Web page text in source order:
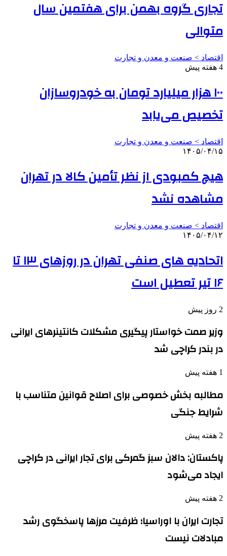
تجاری گروه بهمن برای هفتمین سال
متوالی
اقتصاد > صنعت و معدن و تجارت
4 هفته پیش
۱۰۰ هزار میلیارد تومان به خودروسازان
تخصیص می‌یابد
اقتصاد > صنعت و معدن و تجارت
۱۴۰۵/۰۴/۱۵
هیچ کمبودی از نظر تأمین کالا در تهران
مشاهده نشد
اقتصاد > صنعت و معدن و تجارت
۱۴۰۵/۰۴/۱۲
اتحادیه های صنفی تهران در روزهای ۱۳ تا
۱۶ تیر تعطیل است
2 روز پیش
وزیر صمت خواستار پیگیری مشکلات کانتینرهای ایرانی
در بندر کراچی شد
1 هفته پیش
مطالبه بخش خصوصی برای اصلاح قوانین متناسب با
شرایط جنگی
2 هفته پیش
پاکستان: دالان سبز گمرکی برای تجار ایرانی در کراچی
ایجاد می‌شود
2 هفته پیش
تجارت ایران با اوراسیا؛ ظرفیت مرزها پاسخگوی رشد
مبادلات نیست